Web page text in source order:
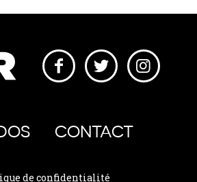
CONTACT
de confidentialité